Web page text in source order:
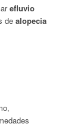
efluvio
de alopecia